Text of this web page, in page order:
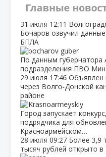
Главные
31 июля 12:11
Бочаров озвучил
БПЛА
По данным
подразделения ПВО
29 июля 17:46 Объявлен
через Волго‑Донской
районе
Город запускает
подрядчика для
Красноармейском…
28 июля 09:27 Более 3,9
тысяч рублей открыто в